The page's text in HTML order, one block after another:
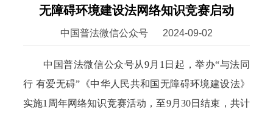
无障碍环境建设法网络知识竞赛启动
中国普法微信公众号 2024-09-02
中国普法微信公众号从9月1日起，举办“与法同
行 有爱无碍”《中华人民共和国无障碍环境建设法》
实施1周年网络知识竞赛活动，至9月30日结束，共计